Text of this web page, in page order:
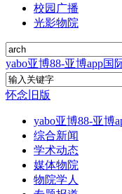
校园广播
光影物院
yabo亚博88-亚博app国
怀念旧版
yabo亚博88-亚博
综合新闻
学术动态
媒体物院
物院学人